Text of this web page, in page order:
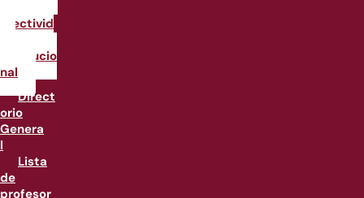
Efectivid
Institucio
nal
Direct
orio
Genera
l
Lista
de
profesor